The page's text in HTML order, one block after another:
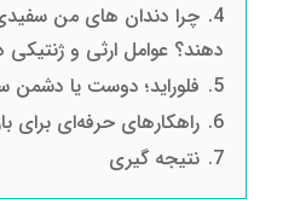
4. چرا دندان های من
دهند؟ عوامل ارثی و ژنتیکی
5. فلوراید؛ دوست یا دشمن
6. راهکارهای حرفه‌ای برای
7. نتیجه گیری